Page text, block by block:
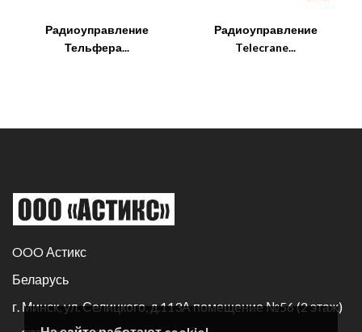
Радиоуправление
Тельфера...
Радиоуправление
Telecrane...
OOO Астикс
Беларусь
г. Минск, ул. Селицкого, д.113А помещение №56 (2 этаж)